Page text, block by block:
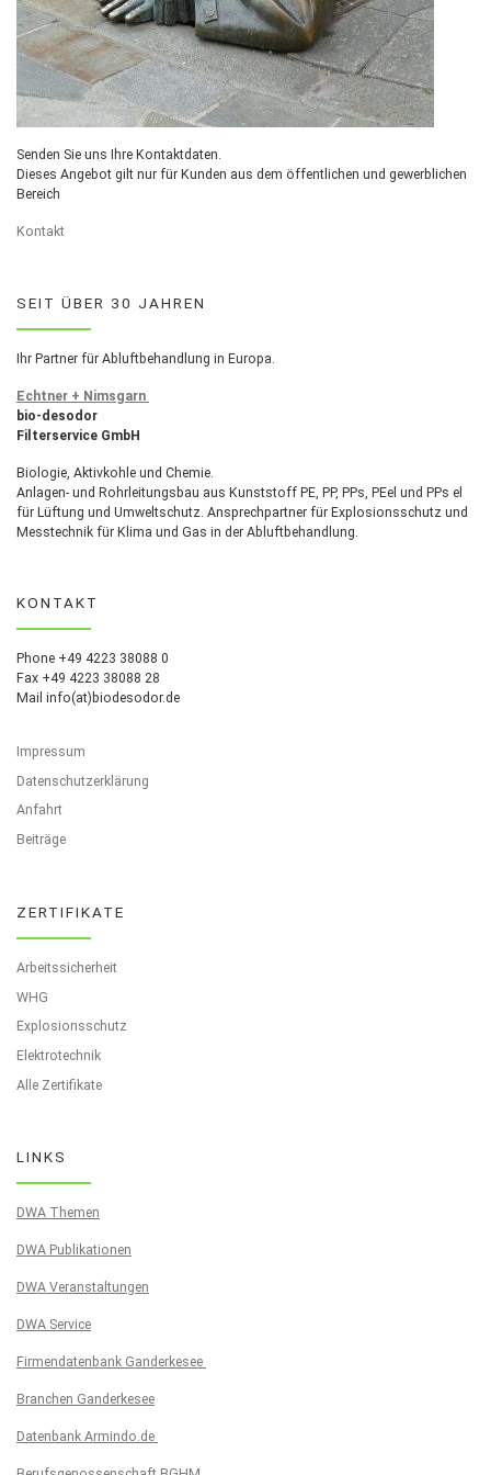
Senden Sie uns Ihre Kontaktdaten.
Dieses Angebot gilt nur für Kunden aus dem öffentlichen und gewerblichen
Bereich
Kontakt
SEIT ÜBER 30 JAHREN
Ihr Partner für Abluftbehandlung in Europa.
Echtner + Nimsgarn
bio-desodor
Filterservice GmbH
Biologie, Aktivkohle und Chemie.
Anlagen- und Rohrleitungsbau aus Kunststoff PE, PP, PPs, PEel und PPs el
für Lüftung und Umweltschutz. Ansprechpartner für Explosionsschutz und
Messtechnik für Klima und Gas in der Abluftbehandlung.
KONTAKT
Phone +49 4223 38088 0
Fax +49 4223 38088 28
Mail info(at)biodesodor.de
Impressum
Datenschutzerklärung
Anfahrt
Beiträge
ZERTIFIKATE
Arbeitssicherheit
WHG
Explosionsschutz
Elektrotechnik
Alle Zertifikate
LINKS
DWA Themen
DWA Publikationen
DWA Veranstaltungen
DWA Service
Firmendatenbank Ganderkesee
Branchen Ganderkesee
Datenbank Armindo.de